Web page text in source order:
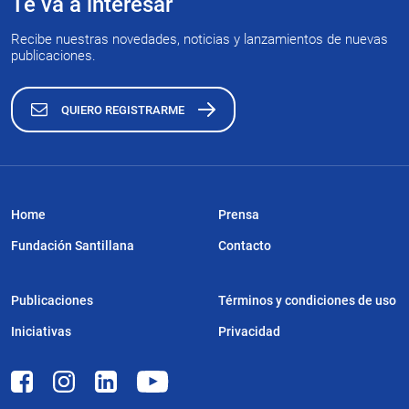
Recibe nuestras novedades, noticias y lanzamientos de nuevas
publicaciones.
QUIERO REGISTRARME
Home
Fundación Santillana
Publicaciones
Iniciativas
Prensa
Contacto
Términos y condiciones de uso
Privacidad